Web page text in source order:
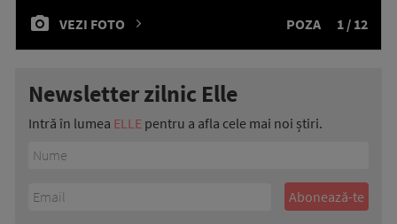
VEZI FOTO POZA 1 / 12
Newsletter zilnic Elle
Intră în lumea ELLE pentru a afla cele mai noi știri.